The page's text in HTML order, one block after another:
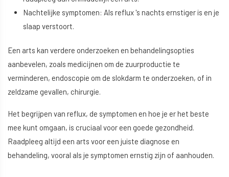
Nachtelijke symptomen: Als reflux 's nachts ernstiger is en je
slaap verstoort.
Een arts kan verdere onderzoeken en behandelingsopties
aanbevelen, zoals medicijnen om de zuurproductie te
verminderen, endoscopie om de slokdarm te onderzoeken, of in
zeldzame gevallen, chirurgie.
Het begrijpen van reflux, de symptomen en hoe je er het beste
mee kunt omgaan, is cruciaal voor een goede gezondheid.
Raadpleeg altijd een arts voor een juiste diagnose en
behandeling, vooral als je symptomen ernstig zijn of aanhouden.